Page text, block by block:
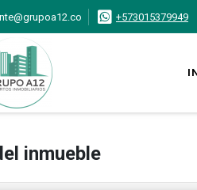
+573015379949
inmueble